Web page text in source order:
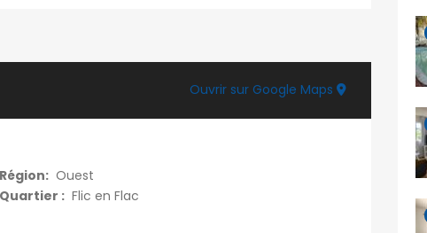
Région: Ouest
Quartier : Flic en Flac
Ouvrir sur Google Maps